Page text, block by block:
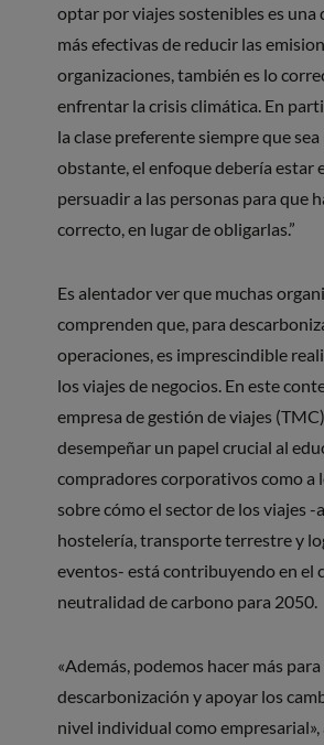
optar por viajes sostenibles es una
más efectivas de reducir las
organizaciones, también es lo
enfrentar la crisis climática. En
la clase preferente siempre que
obstante, el enfoque debería estar
persuadir a las personas para que
correcto, en lugar de obligarlas.”
Es alentador ver que muchas
comprenden que, para
operaciones, es imprescindible
los viajes de negocios. En este
empresa de gestión de viajes
desempeñar un papel crucial al
compradores corporativos como a
sobre cómo el sector de los viajes -
hostelería, transporte terrestre y
eventos- está contribuyendo en el
neutralidad de carbono para 2050.
«Además, podemos hacer más
descarbonización y apoyar los
nivel individual como empresarial»,